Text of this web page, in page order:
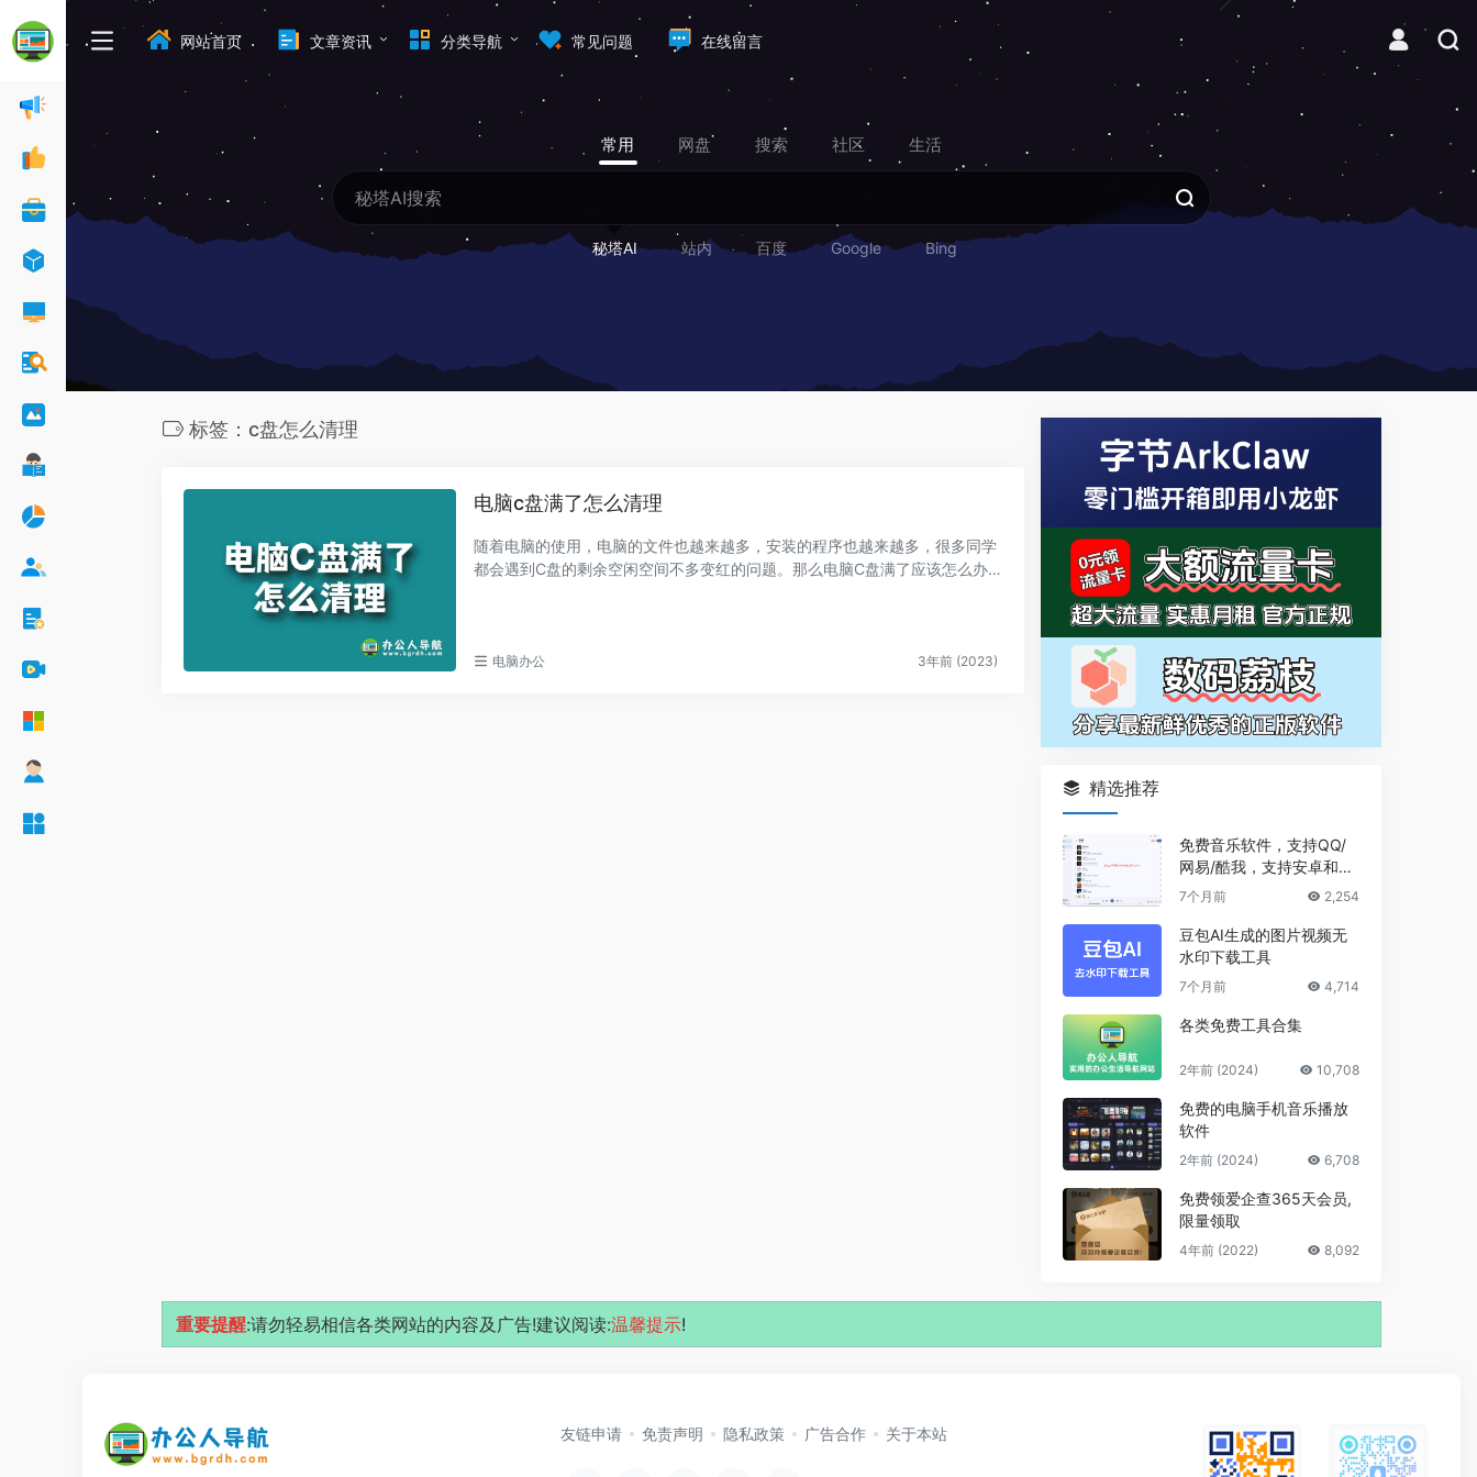
网站首页 文章资讯 分类导航 常见问题 在线留言
常用 网盘 搜索 社区 生活
秘塔AI 站内 百度 Google Bing
标签：c盘怎么清理
电脑c盘满了怎么清理
随着电脑的使用，电脑的文件也越来越多，安装的程序也越来越多，很多同学
都会遇到C盘的剩余空闲空间不多变红的问题。那么电脑C盘满了应该怎么办
电脑办公 3年前 (2023)
精选推荐
免费音乐软件，支持QQ/
网易/酷我，支持安卓和Wi
ndows平台
7个月前 2,254
豆包AI生成的图片视频无
水印下载工具
7个月前 4,714
各类免费工具合集
2年前 (2024) 10,708
免费的电脑手机音乐播放
软件
2年前 (2024) 6,708
免费领爱企查365天会员,
限量领取
4年前 (2022) 8,092
重要提醒:请勿轻易相信各类网站的内容及广告!建议阅读:温馨提示!
友链申请 免责声明 隐私政策 广告合作 关于本站